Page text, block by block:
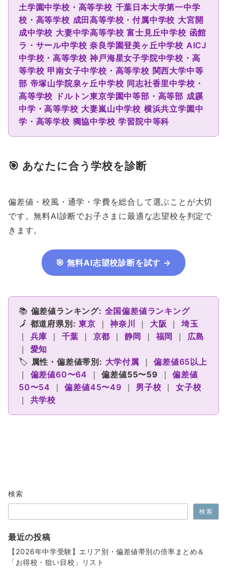
土学園中学校・高等学校 千葉日本大学第一中学
校・高等学校 成田高等学校・付属中学校 大宮開
成中学校 大妻中学高等学校 富士見丘中学校 函館
ラ・サール中学校 奈良学園登美ヶ丘中学校 AICJ
中学校・高等学校 神戸海星女子学院中学校・高
等学校 甲南女子中学校・高等学校 関西大学中等
部 帝塚山学院泉ヶ丘中学校 同志社香里中学校・
高等学校 ドルトン東京学園中等部・高等部 成蹊
中学・高等学校 大妻嵐山中学校 横浜共立学園中
学・高等学校 獨協中学校 学習院中等科
🎯 あなたに合う学校を診断
偏差値・校風・通学・学費を総合して選ぶことが大切
です。無料AI診断でお子さまに最適な志望校を判定で
きます。
🎯 無料AI志望校診断を試す →
📚 偏差値ランキング: 全国偏差値ランキング
🗾️ 都道府県別: 東京 ｜神奈川 ｜ 大阪 ｜埼玉
｜ 兵庫 ｜ 千葉 ｜ 京都 ｜ 静岡 ｜ 福岡 ｜ 広島
｜ 愛知
🏷️ 属性・偏差値帯別: 大学付属 ｜偏差値65以上
｜ 偏差値60〜64 ｜偏差値55〜59 ｜偏差値
50〜54 ｜偏差値45〜49 ｜ 男子校 ｜女子校
｜ 共学校
検索
検索
最近の投稿
【2026年中学受験】エリア別・偏差値帯別の倍率まとめ＆
「お得校・狙い目校」リスト